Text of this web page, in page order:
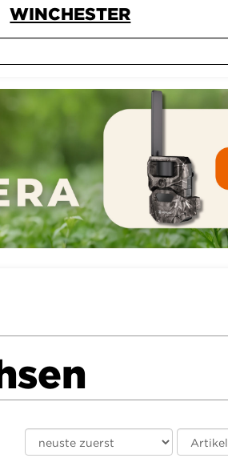
WINCHESTER